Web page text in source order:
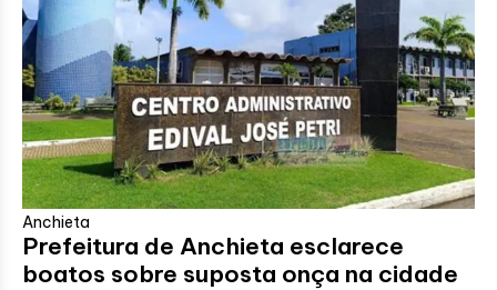
Anchieta
Prefeitura de Anchieta esclarece
boatos sobre suposta onça na cidade